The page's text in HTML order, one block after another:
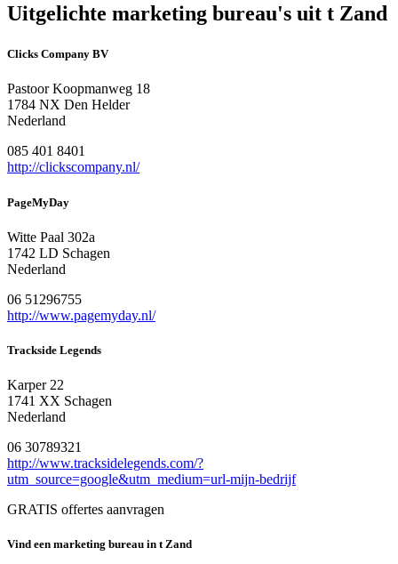
Uitgelichte marketing bureau's uit t Zand
Clicks Company BV
Pastoor Koopmanweg 18
1784 NX Den Helder
Nederland
085 401 8401
http://clickscompany.nl/
PageMyDay
Witte Paal 302a
1742 LD Schagen
Nederland
06 51296755
http://www.pagemyday.nl/
Trackside Legends
Karper 22
1741 XX Schagen
Nederland
06 30789321
http://www.tracksidelegends.com/?
utm_source=google&utm_medium=url-mijn-bedrijf
GRATIS offertes aanvragen
Vind een marketing bureau in t Zand